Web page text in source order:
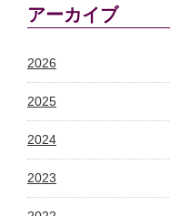
アーカイブ
2026
2025
2024
2023